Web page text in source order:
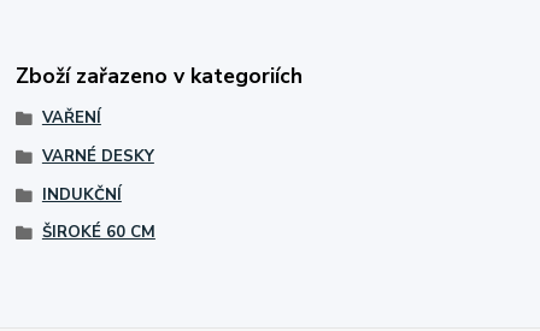
Zboží zařazeno v kategoriích
VAŘENÍ
VARNÉ DESKY
INDUKČNÍ
ŠIROKÉ 60 CM